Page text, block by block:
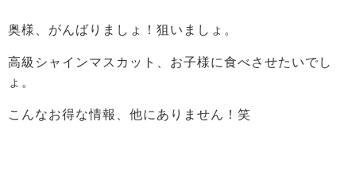
奥様、がんばりましょ！狙いましょ。
高級シャインマスカット、お子様に食べさせたいでし
ょ。
こんなお得な情報、他にありません！笑